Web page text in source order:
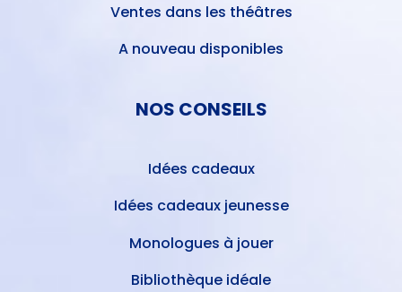
Ventes dans les théâtres
A nouveau disponibles
NOS CONSEILS
Idées cadeaux
Idées cadeaux jeunesse
Monologues à jouer
Bibliothèque idéale